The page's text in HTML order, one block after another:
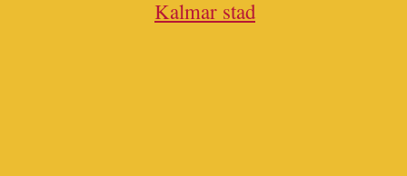
Kalmar stad